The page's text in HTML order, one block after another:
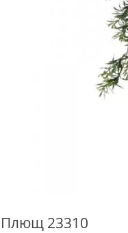
Плющ 23310